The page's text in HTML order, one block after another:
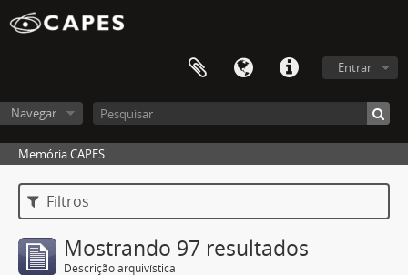
Entrar
Navegar
Memória CAPES
Filtros
Mostrando 97 resultados
Descrição arquivística